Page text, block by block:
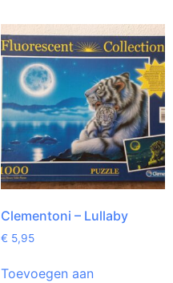
Clementoni – Lullaby
€ 5,95
Toevoegen aan